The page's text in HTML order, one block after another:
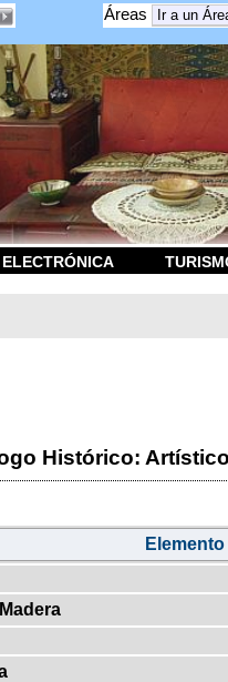
Áreas
Histórico:
Elemento